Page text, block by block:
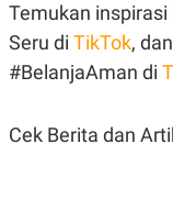
Temukan
Seru di TikTok,
#BelanjaAman di
Cek Berita dan